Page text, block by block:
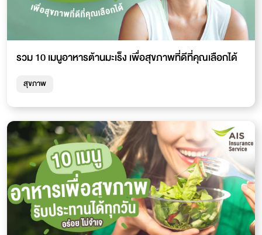
รวม 10 เมนูอาหารต้านมะเร็ง เพื่อสุขภาพที่ดีที่คุณเลือกได้
สุขภาพ